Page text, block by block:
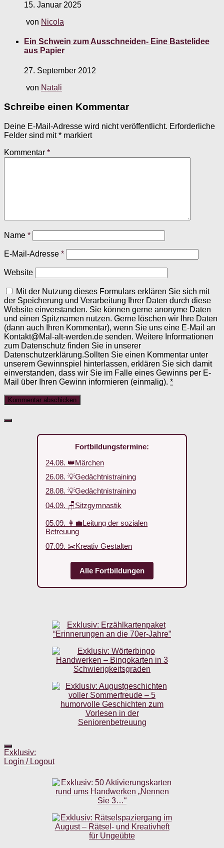
15. Januar 2025
von Nicola
Ein Schwein zum Ausschneiden- Eine Bastelidee
aus Papier
27. September 2012
von Natali
Schreibe einen Kommentar
Deine E-Mail-Adresse wird nicht veröffentlicht. Erforderliche
Felder sind mit* markiert
Kommentar *
Name *
E-Mail-Adresse *
Website
Mit der Nutzung dieses Formulars erklären Sie sich mit
der Speicherung und Verarbeitung Ihrer Daten durch diese
Website einverstanden. Sie können gerne anonyme Daten
und einen Spitznamen nutzen. Gerne löschen wir Ihre Daten
(dann auch Ihren Kommentar), wenn Sie uns eine E-Mail an
Kontakt@Mal-alt-werden.de senden. Weitere Informationen
zum Datenschutz finden Sie in unserer
Datenschutzerklärung.Sollten Sie einen Kommentar unter
unserem Gewinnspiel hinterlassen, erklären Sie sich damit
einverstanden, dass wir Sie im Falle eines Gewinns per E-
Mail über Ihren Gewinn informieren (einmalig). *
Fortbildungstermine:
24.08. 👑Märchen
26.08. 💡Gedächtnistraining
28.08. 💡Gedächtnistraining
04.09. 🪑Sitzgymnastik
05.09. 👩‍💼Leitung der sozialen
Betreuung
07.09. ✂️Kreativ Gestalten
Alle Fortbildungen
Exklusiv:
Login / Logout